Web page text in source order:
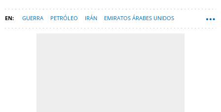
GUERRA PETRÓLEO IRÁN EMIRATOS ÁRABES UNIDOS